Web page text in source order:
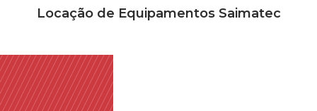
Locação de Equipamentos Saimatec